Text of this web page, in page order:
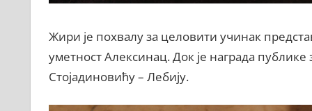
Жири је похвалу за целовити учинак
уметност Алексинац. Док је награда
Стојадиновићу – Лебију.